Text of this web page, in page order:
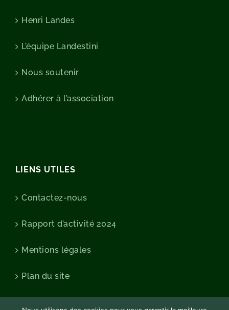
Henri Landes
L’équipe Landestini
Nous soutenir
Adhérer à l’association
LIENS UTILES
Contactez-nous
Rapport d’activité 2024
Mentions légales
Plan du site